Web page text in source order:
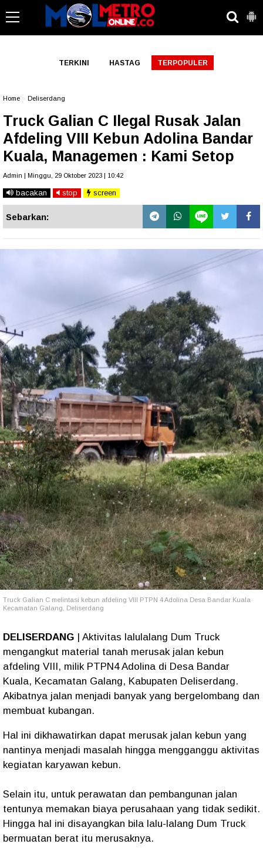
TERKINI HASTAG TERPOPULER
Home Deliserdang
Truck Galian C Ilegal Rusak Jalan
Afdeling VIII Kebun Adolina Bandar
Kuala, Managemen : Kami Setop
Admin | Minggu, 29 Oktober 2023 | 10:42
bacakan stop screen
Sebarkan:
Truck Galian C melintasi kebun afdeling VIII PTPN 4 Adolina Desa Bandar Kuala
Kecamatan Galang, Deliserdang
DELISERDANG | Aktivitas lalulalang Dum Truck
mengangkut material tanah merusak jalan kebun
afdeling VIII, milik PTPN4 Adolina di Desa Bandar
Kuala, Kecamatan Galang, Kabupaten Deliserdang.
Akibatnya jalan menjadi banyak yang bergelombang dan
membuat kubangan.
Hal ini dikhawatirkan dapat merusak jalan kebun yang
nantinya menjadi masalah hingga mengganggu aktivitas
kegiatan karyawan kebun.
Selain itu, untuk perawatan dan pembangunan jalan
tentunya memakan biaya perusahaan yang tidak sedikit.
Hingga hal ini disayangkan bila lalu-lalang Dum Truck
bermuatan berat itu merusaknya.